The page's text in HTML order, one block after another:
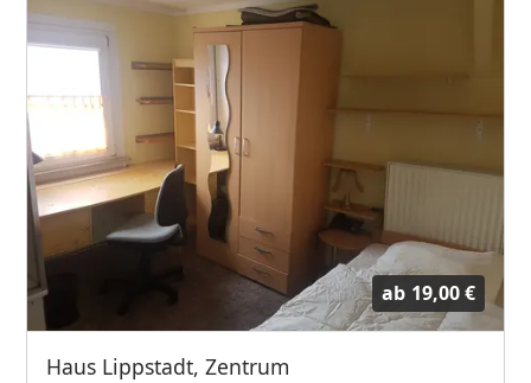
ab 19,00 €
Haus Lippstadt, Zentrum